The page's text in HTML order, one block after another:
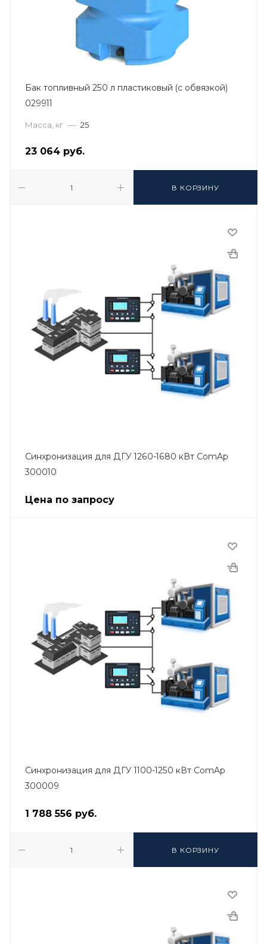
Бак топливный 250 л пластиковый (с обвязкой)
029911
Масса, кг — 25
23 064 руб.
В КОРЗИНУ
Синхронизация для ДГУ 1260-1680 кВт ComAp
300010
Цена по запросу
Синхронизация для ДГУ 1100-1250 кВт ComAp
300009
1 788 556 руб.
В КОРЗИНУ